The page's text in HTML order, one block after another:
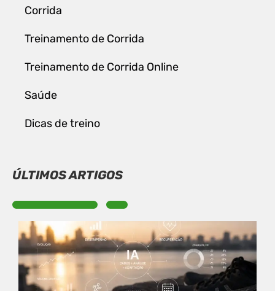
Corrida
Treinamento de Corrida
Treinamento de Corrida Online
Saúde
Dicas de treino
ÚLTIMOS ARTIGOS